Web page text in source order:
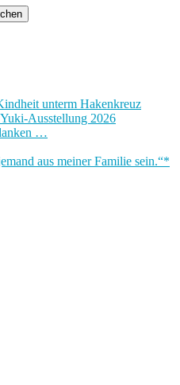
unterm Hakenkreuz
Ausstellung 2026
…
aus meiner Familie sein.“*